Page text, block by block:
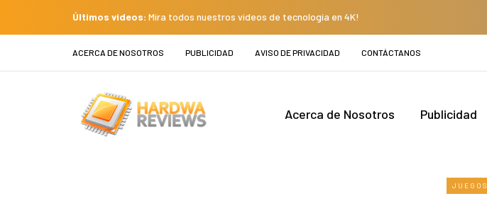
Últimos videos: Mira todos nuestros videos de tecnología en 4K!
ACERCA DE NOSOTROS PUBLICIDAD AVISO DE PRIVACIDAD CONTÁCTANOS
Acerca de Nosotros Publicidad
JUEGOS